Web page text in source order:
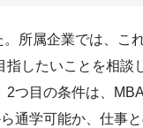
所属企業では、
したいことを相
つ目の条件は、
通学可能か、仕事